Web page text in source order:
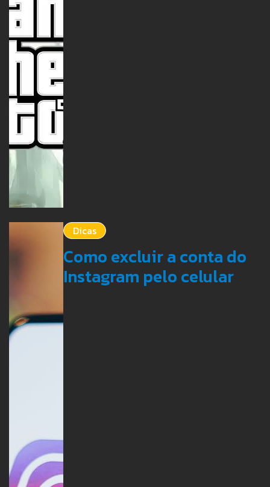
Dicas
Como excluir a conta do
Instagram pelo celular